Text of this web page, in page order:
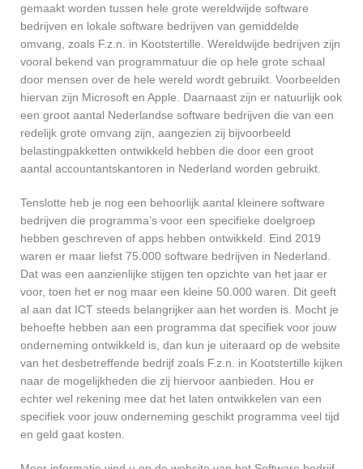
gemaakt worden tussen hele grote wereldwijde software
bedrijven en lokale software bedrijven van gemiddelde
omvang, zoals F.z.n. in Kootstertille. Wereldwijde bedrijven zijn
vooral bekend van programmatuur die op hele grote schaal
door mensen over de hele wereld wordt gebruikt. Voorbeelden
hiervan zijn Microsoft en Apple. Daarnaast zijn er natuurlijk ook
een groot aantal Nederlandse software bedrijven die van een
redelijk grote omvang zijn, aangezien zij bijvoorbeeld
belastingpakketten ontwikkeld hebben die door een groot
aantal accountantskantoren in Nederland worden gebruikt.
Tenslotte heb je nog een behoorlijk aantal kleinere software
bedrijven die programma’s voor een specifieke doelgroep
hebben geschreven of apps hebben ontwikkeld. Eind 2019
waren er maar liefst 75.000 software bedrijven in Nederland.
Dat was een aanzienlijke stijgen ten opzichte van het jaar er
voor, toen het er nog maar een kleine 50.000 waren. Dit geeft
al aan dat ICT steeds belangrijker aan het worden is. Mocht je
behoefte hebben aan een programma dat specifiek voor jouw
onderneming ontwikkeld is, dan kun je uiteraard op de website
van het desbetreffende bedrijf zoals F.z.n. in Kootstertille kijken
naar de mogelijkheden die zij hiervoor aanbieden. Hou er
echter wel rekening mee dat het laten ontwikkelen van een
specifiek voor jouw onderneming geschikt programma veel tijd
en geld gaat kosten.